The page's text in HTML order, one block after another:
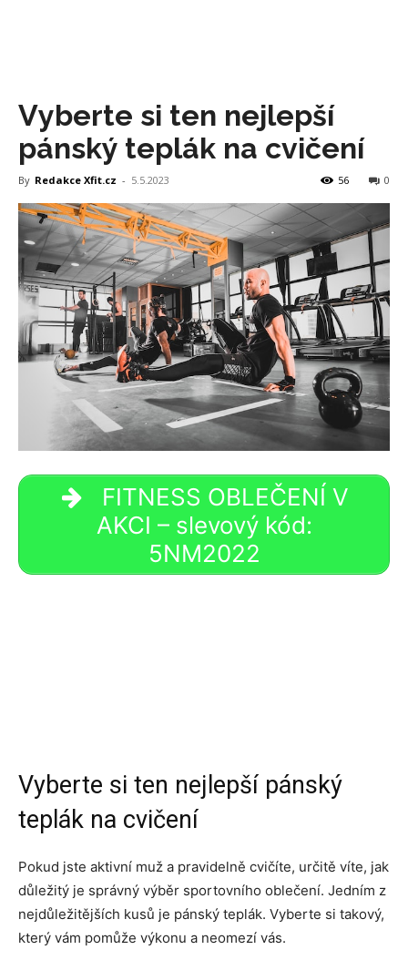
Vyberte si ten nejlepší
pánský teplák na cvičení
By Redakce Xfit.cz - 5.5.2023 0
56
FITNESS OBLEČENÍ V
AKCI – slevový kód:
5NM2022
Vyberte si ten nejlepší pánský
teplák na cvičení
Pokud jste aktivní muž a pravidelně cvičíte, určitě víte, jak
důležitý je správný výběr sportovního oblečení. Jedním z
nejdůležitějších kusů je pánský teplák. Vyberte si takový,
který vám pomůže výkonu a neomezí vás.